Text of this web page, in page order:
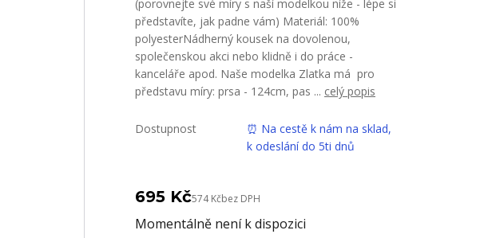
(porovnejte své míry s naší modelkou níže - lépe si
představíte, jak padne vám) Materiál: 100%
polyesterNádherný kousek na dovolenou,
společenskou akci nebo klidně i do práce -
kanceláře apod. Naše modelka Zlatka má pro
představu míry: prsa - 124cm, pas ... celý popis
Dostupnost
⏰ Na cestě k nám na sklad,
k odeslání do 5ti dnů
695 Kč574 Kčbez DPH
Momentálně není k dispozici